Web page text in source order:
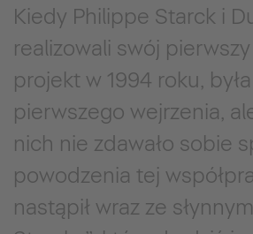
Kiedy Philippe Starck i
realizowali swój
projekt w 1994 roku,
pierwszego wejrzenia,
nich nie zdawało sobie
powodzenia tej
nastąpił wraz ze